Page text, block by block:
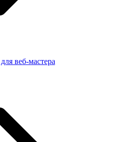
веб-мастера